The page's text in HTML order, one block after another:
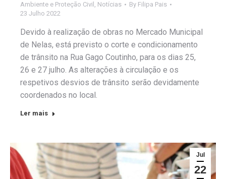
Ambiente e Proteção Civil , Notícias By Filipa Pais
23 Julho 2022
Devido à realização de obras no Mercado Municipal
de Nelas, está previsto o corte e condicionamento
de trânsito na Rua Gago Coutinho, para os dias 25,
26 e 27 julho. As alterações à circulação e os
respetivos desvios de trânsito serão devidamente
coordenados no local.
Ler mais
Jul
22